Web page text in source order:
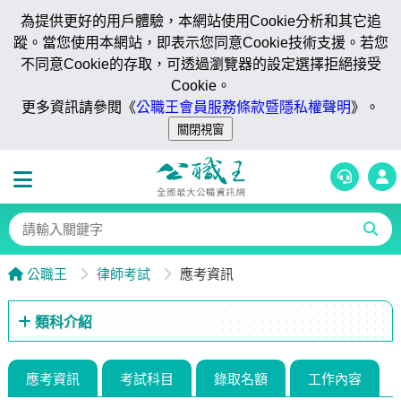
為提供更好的用戶體驗，本網站使用Cookie分析和其它追
蹤。當您使用本網站，即表示您同意Cookie技術支援。若您
不同意Cookie的存取，可透過瀏覽器的設定選擇拒絕接受
Cookie。
更多資訊請參閱《公職王會員服務條款暨隱私權聲明》。
公職王 律師考試 應考資訊
類科介紹
應考資訊 考試科目 錄取名額 工作內容